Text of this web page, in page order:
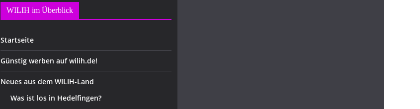
WILIH im Überblick
Startseite
Günstig werben auf wilih.de!
Neues aus dem WILIH-Land
Was ist los in Hedelfingen?